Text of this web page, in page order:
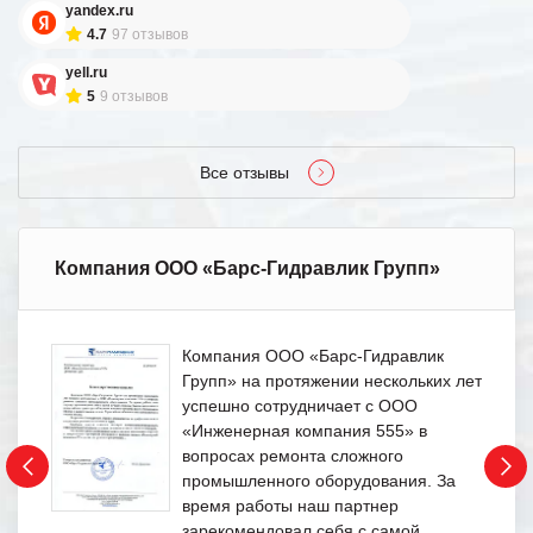
yandex.ru
4.7 97 отзывов
yell.ru
5 9 отзывов
Все отзывы
Компания ООО «Барс-Гидравлик Групп»
Компания ООО «Барс-Гидравлик
Групп» на протяжении нескольких лет
успешно сотрудничает с ООО
«Инженерная компания 555» в
вопросах ремонта сложного
промышленного оборудования. За
время работы наш партнер